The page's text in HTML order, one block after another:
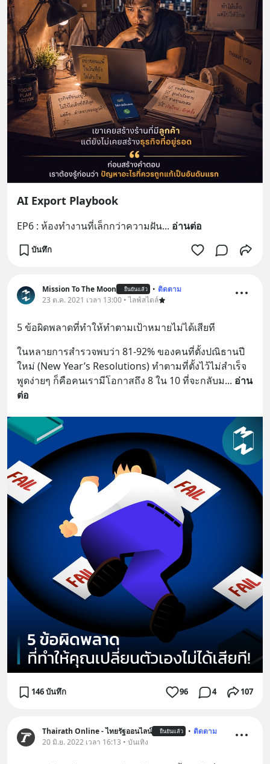
AI Export Playbook
EP6 : ห้องทำงานที่เล็กกว่าความฝัน... อ่านต่อ
บันทึก
Mission To The Moon ยืนยันแล้ว • ติดตาม
23 ต.ค. 2021 เวลา 13:00 • ไลฟ์สไตล์
5 ข้อผิดพลาดที่ทำให้ทำตามเป้าหมายไม่ได้เสียที
ในหลายการสำรวจพบว่า 81-92% ของคนที่ตั้งปณิธานปี
ใหม่ (New Year’s Resolutions) ทำตามที่ตั้งไว้ไม่สำเร็จ
พูดง่ายๆ ก็คือคนเรามีโอกาสถึง 8 ใน 10 ที่จะกลับม... อ่าน
ต่อ
146 บันทึก 96 4 107
Thairath Online - ไทยรัฐออนไลน์ ยืนยันแล้ว • ติดตาม
20 มิ.ย. 2022 เวลา 16:13 • บันเทิง